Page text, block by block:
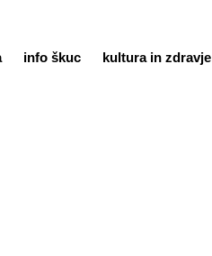
info škuc kultura in zdravje